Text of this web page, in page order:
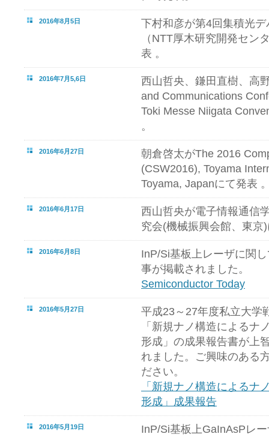
2016年8月5日
下村和彦が第4回集積光
（NTT厚木研究開発セン
表 。
2016年7月5,6日
西山哲央、鎌田直樹、高
and Communications
Toki Messe Niigata
。
2016年6月27日
朝倉啓太がThe 2016
(CSW2016), Toyama
Toyama, Japanにて発表
2016年6月17日
西山哲央が電子情報通信
究会(機械振興会館、東京
2016年6月8日
InP/Si基板上レーザに関
事が掲載されました。
Semiconductor Today
2016年5月27日
平成23～27年度私立大学
「新規ナノ構造によるナ
形成」の成果報告書が上
れました。ご興味のある
ださい。
「新規ナノ構造によるナ
形成」成果報告
2016年5月19日
InP/Si基板上GaInAsPレ